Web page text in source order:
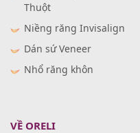
Thuột
Niềng răng Invisalign
Dán sứ Veneer
Nhổ răng khôn
VỀ ORELI